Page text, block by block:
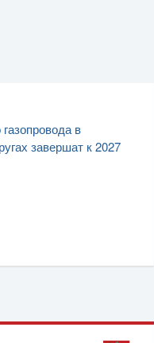
в
завершат к 2027